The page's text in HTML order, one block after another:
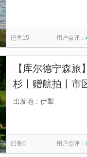
已售15 用户点评：
【库尔德宁森
杉丨赠航拍丨市
00-23：30之间
出发地：伊犁
已售0 用户点评：